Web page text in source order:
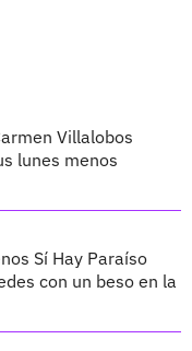
Villalobos
lunes menos
Sí Hay Paraíso
con un beso en la